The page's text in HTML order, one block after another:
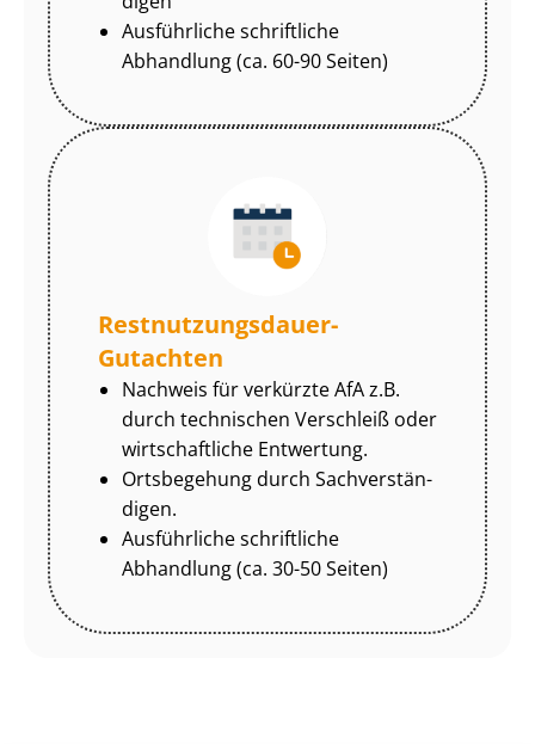
Ausführliche schriftliche
Abhandlung (ca. 60-90 Seiten)
Rest­nut­zungs­dau­er-
Gutachten
Nachweis für verkürzte AfA z.B.
durch technischen Verschleiß oder
wirtschaftliche Entwertung.
Ortsbegehung durch Sach­ver­stän­
di­gen.
Ausführliche schriftliche
Abhandlung (ca. 30-50 Seiten)